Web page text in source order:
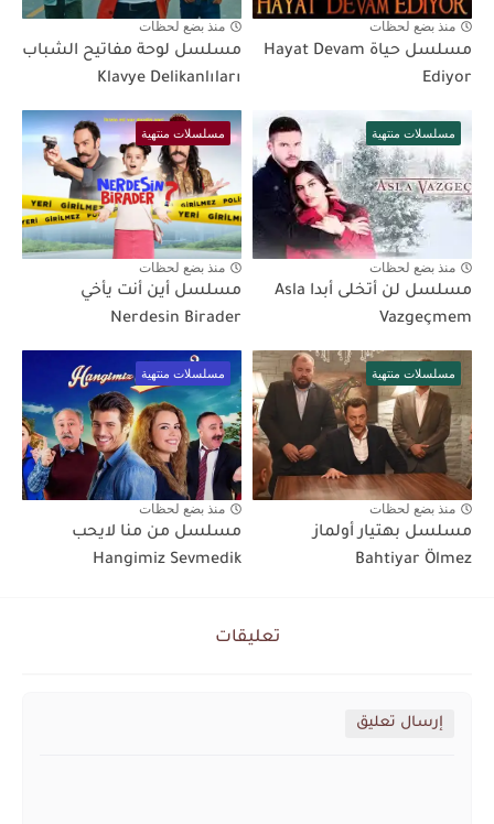
منذ بضع لحظات
مسلسل حياة Hayat Devam
Ediyor
منذ بضع لحظات
مسلسل لوحة مفاتيح الشباب
Klavye Delikanlıları
مسلسلات منتهية
منذ بضع لحظات
مسلسل لن أتخلى أبدا Asla
Vazgeçmem
مسلسلات منتهية
منذ بضع لحظات
مسلسل أين أنت يأخي
Nerdesin Birader
مسلسلات منتهية
منذ بضع لحظات
مسلسل بهتيار أولماز
Bahtiyar Ölmez
مسلسلات منتهية
منذ بضع لحظات
مسلسل من منا لايحب
Hangimiz Sevmedik
تعليقات
إرسال تعليق